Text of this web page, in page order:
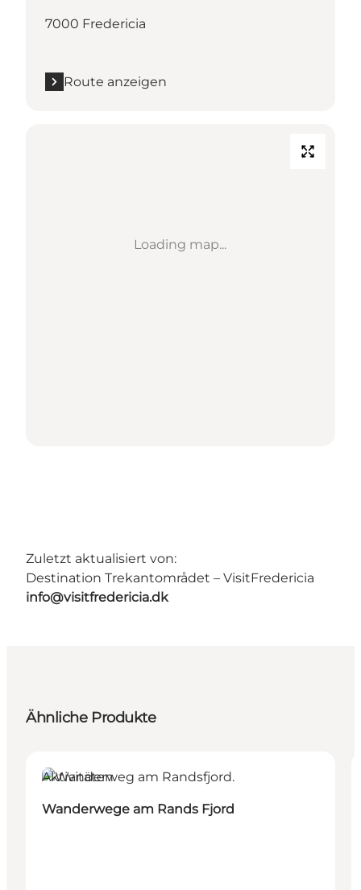
7000 Fredericia
Route anzeigen
Loading map...
Zuletzt aktualisiert von:
Destination Trekantområdet – VisitFredericia
info@visitfredericia.dk
Ähnliche Produkte
Aktivitäten
Wanderwege am Rands Fjord